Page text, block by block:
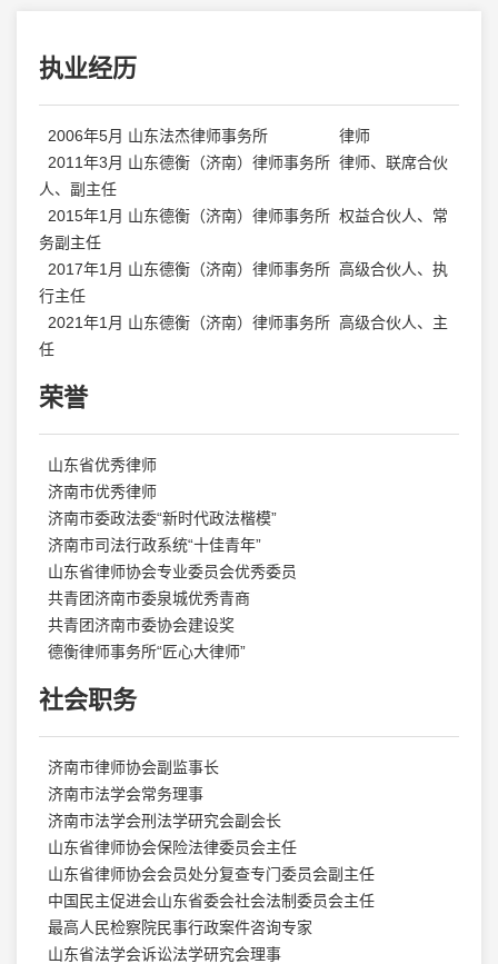
执业经历
2006年5月 山东法杰律师事务所 律师
2011年3月 山东德衡（济南）律师事务所 律师、联席合伙
人、副主任
2015年1月 山东德衡（济南）律师事务所 权益合伙人、常
务副主任
2017年1月 山东德衡（济南）律师事务所 高级合伙人、执
行主任
2021年1月 山东德衡（济南）律师事务所 高级合伙人、主
任
荣誉
山东省优秀律师
济南市优秀律师
济南市委政法委“新时代政法楷模”
济南市司法行政系统“十佳青年”
山东省律师协会专业委员会优秀委员
共青团济南市委泉城优秀青商
共青团济南市委协会建设奖
德衡律师事务所“匠心大律师”
社会职务
济南市律师协会副监事长
济南市法学会常务理事
济南市法学会刑法学研究会副会长
山东省律师协会保险法律委员会主任
山东省律师协会会员处分复查专门委员会副主任
中国民主促进会山东省委会社会法制委员会主任
最高人民检察院民事行政案件咨询专家
山东省法学会诉讼法学研究会理事